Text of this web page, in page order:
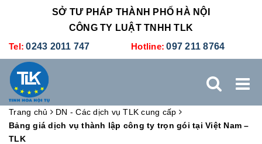
SỞ TƯ PHÁP THÀNH PHỐ HÀ NỘI
CÔNG TY LUẬT TNHH TLK
Tel: 0243 2011 747 Hotline: 097 211 8764
Trang chủ
DN - Các dịch vụ TLK cung cấp
Bảng giá dịch vụ thành lập công ty trọn gói tại Việt Nam –
TLK